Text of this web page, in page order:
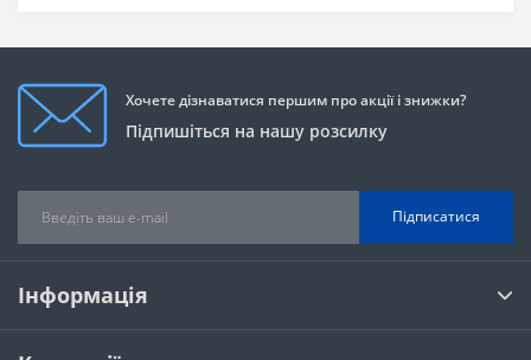
Хочете дізнаватися першим про акції і знижки?
Підпишіться на нашу розсилку
Підписатися
Інформація